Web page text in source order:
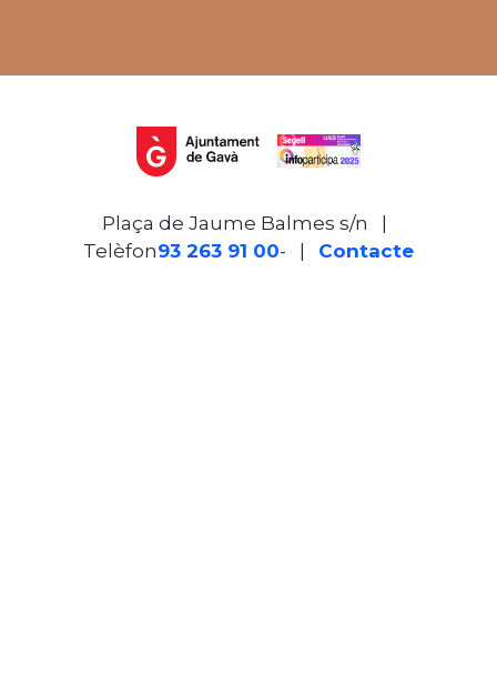
Plaça de Jaume Balmes s/n
|
Telèfon93 263 91 00- Telèfon gratuït:
| Contacte